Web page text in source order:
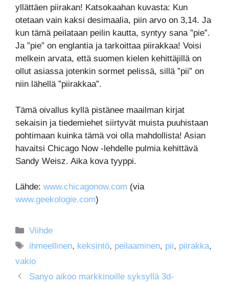
yllättäen piirakan! Katsokaahan kuvasta: Kun
otetaan vain kaksi desimaalia, piin arvo on 3,14. Ja
kun tämä peilataan peilin kautta, syntyy sana ”pie”.
Ja ”pie” on englantia ja tarkoittaa piirakkaa! Voisi
melkein arvata, että suomen kielen kehittäjillä on
ollut asiassa jotenkin sormet pelissä, sillä ”pii” on
niin lähellä ”piirakkaa”.
Tämä oivallus kyllä pistänee maailman kirjat
sekaisin ja tiedemiehet siirtyvät muista puuhistaan
pohtimaan kuinka tämä voi olla mahdollista! Asian
havaitsi Chicago Now -lehdelle pulmia kehittävä
Sandy Weisz. Aika kova tyyppi.
Lähde: www.chicagonow.com (via
www.geekologie.com)
Kategoriat
Viihde
Avainsanat
ihmeellinen, keksintö, peilaaminen, pii, piirakka,
vakio
Sanyo aikoo markkinoille syksyllä 3d-